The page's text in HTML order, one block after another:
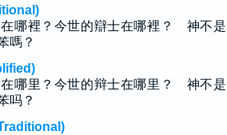
哪裡？今世的辯士在哪裡？ 神不是
嗎？
哪里？今世的辩士在哪里？ 神不是
吗？